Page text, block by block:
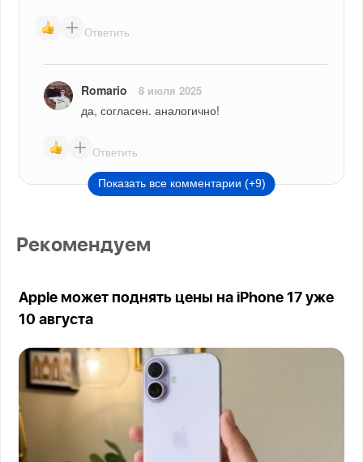
Ответить
Romario 8 июля 2025
да, согласен. аналогично!
Ответить
Показать все комментарии (+9)
Рекомендуем
Apple может поднять цены на iPhone 17 уже
10 августа